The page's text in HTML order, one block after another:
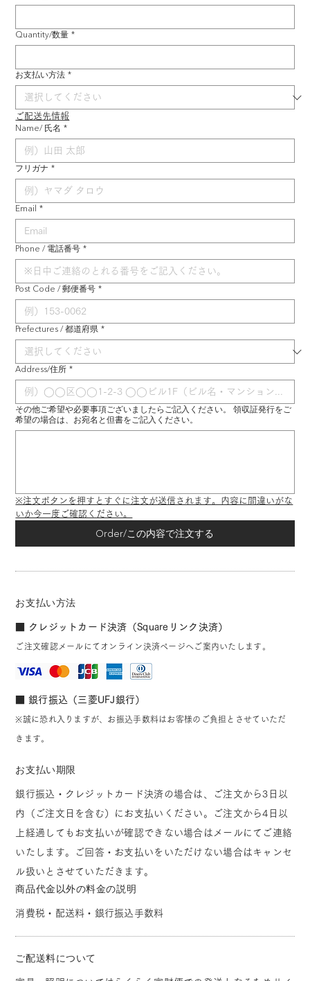
Quantity/数量 *
お支払い方法 *
ご配送先情報
Name/ 氏名 *
フリガナ *
Email *
Phone / 電話番号 *
Post Code / 郵便番号 *
Prefectures / 都道府県 *
Address/住所 *
その他ご希望や必要事項ございましたらご記入ください。 領収証発行をご
希望の場合は、お宛名と但書をご記入ください。
※注文ボタンを押すとすぐに注文が送信されます。内容に間違いがな
いか今一度ご確認ください。
Order/この内容で注文する
お支払い方法
■ クレジットカード決済（Squareリンク決済）
ご注文確認メールにてオンライン決済ページへご案内いたします。
■ 銀行振込（三菱UFJ銀行）
※誠に恐れ入りますが、お振込手数料はお客様のご負担とさせていただ
きます。
お支払い期限
銀行振込・クレジットカード決済の場合は、ご注文から3日以
内（ご注文日を含む）にお支払いください。ご注文から4日以
上経過してもお支払いが確認できない場合はメールにてご連絡
いたします。ご回答・お支払いをいただけない場合はキャンセ
ル扱いとさせていただきます。
商品代金以外の料金の説明
消費税・配送料・銀行振込手数料
ご配送料について